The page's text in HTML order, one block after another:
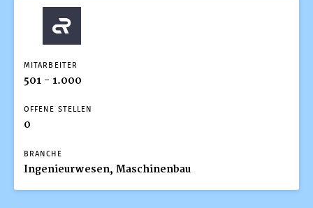
MITARBEITER
501 - 1.000
OFFENE STELLEN
0
BRANCHE
Ingenieurwesen, Maschinenbau